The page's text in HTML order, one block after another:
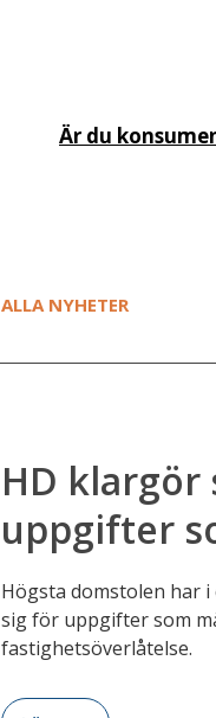
Är du
ALLA NYHETER
Ny
När en bostadsrätt
enligt lag tillhör
förvaltare. I en ny